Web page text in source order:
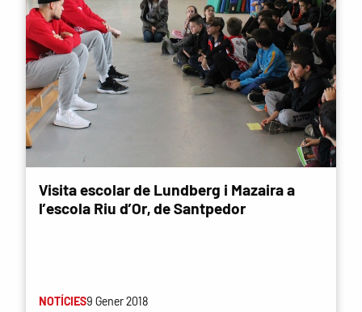
Visita escolar de Lundberg i Mazaira a
l’escola Riu d’Or, de Santpedor
NOTÍCIES9 Gener 2018